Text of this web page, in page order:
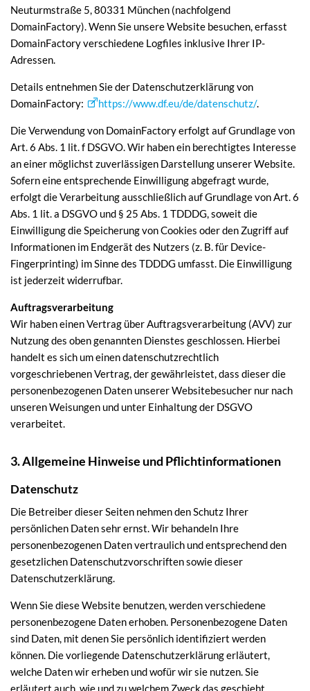
Neuturmstraße 5, 80331 München (nachfolgend
DomainFactory). Wenn Sie unsere Website besuchen, erfasst
DomainFactory verschiedene Logfiles inklusive Ihrer IP-
Adressen.
Details entnehmen Sie der Datenschutzerklärung von
DomainFactory:
https://www.df.eu/de/datenschutz/.
Die Verwendung von DomainFactory erfolgt auf Grundlage von
Art. 6 Abs. 1 lit. f DSGVO. Wir haben ein berechtigtes Interesse
an einer möglichst zuverlässigen Darstellung unserer Website.
Sofern eine entsprechende Einwilligung abgefragt wurde,
erfolgt die Verarbeitung ausschließlich auf Grundlage von Art. 6
Abs. 1 lit. a DSGVO und § 25 Abs. 1 TDDDG, soweit die
Einwilligung die Speicherung von Cookies oder den Zugriff auf
Informationen im Endgerät des Nutzers (z. B. für Device-
Fingerprinting) im Sinne des TDDDG umfasst. Die Einwilligung
ist jederzeit widerrufbar.
Auftragsverarbeitung
Wir haben einen Vertrag über Auftragsverarbeitung (AVV) zur
Nutzung des oben genannten Dienstes geschlossen. Hierbei
handelt es sich um einen datenschutzrechtlich
vorgeschriebenen Vertrag, der gewährleistet, dass dieser die
personenbezogenen Daten unserer Websitebesucher nur nach
unseren Weisungen und unter Einhaltung der DSGVO
verarbeitet.
3. Allgemeine Hinweise und Pflicht­informationen
Datenschutz
Die Betreiber dieser Seiten nehmen den Schutz Ihrer
persönlichen Daten sehr ernst. Wir behandeln Ihre
personenbezogenen Daten vertraulich und entsprechend den
gesetzlichen Datenschutzvorschriften sowie dieser
Datenschutzerklärung.
Wenn Sie diese Website benutzen, werden verschiedene
personenbezogene Daten erhoben. Personenbezogene Daten
sind Daten, mit denen Sie persönlich identifiziert werden
können. Die vorliegende Datenschutzerklärung erläutert,
welche Daten wir erheben und wofür wir sie nutzen. Sie
erläutert auch, wie und zu welchem Zweck das geschieht.